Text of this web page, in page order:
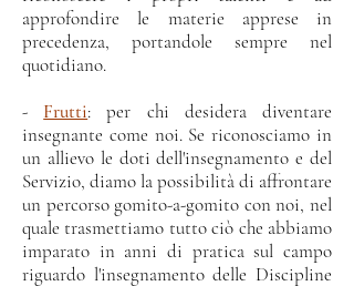
approfondire le materie apprese in
precedenza, portandole sempre nel
quotidiano.
- Frutti: per chi desidera diventare
insegnante come noi. Se riconosciamo in
un allievo le doti dell'insegnamento e del
Servizio, diamo la possibilità di affrontare
un percorso gomito-a-gomito con noi, nel
quale trasmettiamo tutto ciò che abbiamo
imparato in anni di pratica sul campo
riguardo l'insegnamento delle Discipline